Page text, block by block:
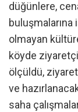
düğünlere,
olmayan
köyde
ölçüldü,
ve
saha